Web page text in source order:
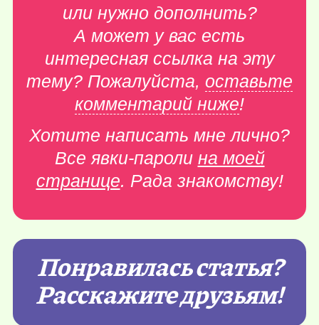
или нужно дополнить?
А может у вас есть
интересная ссылка на эту
тему? Пожалуйста, оставьте
комментарий ниже!
Хотите написать мне лично?
Все явки-пароли на моей
странице. Рада знакомству!
Понравилась статья?
Расскажите друзьям!